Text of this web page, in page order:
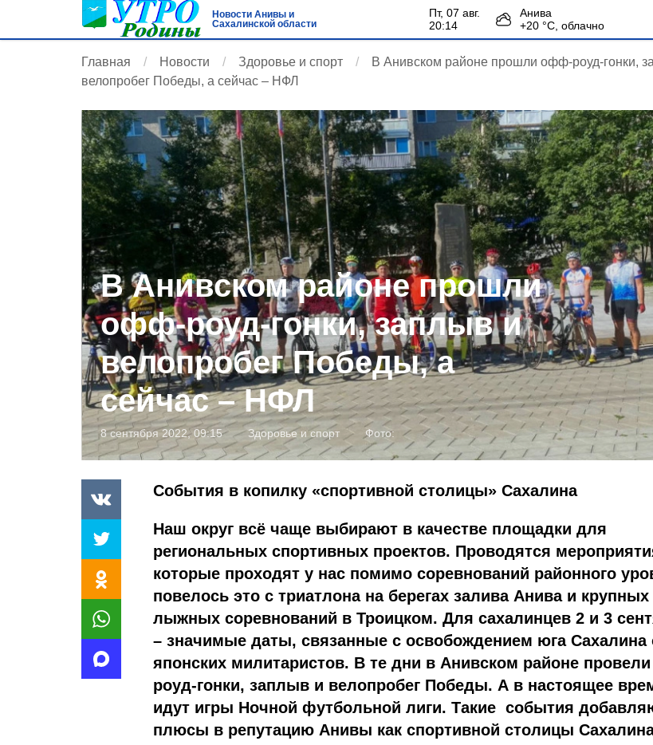
Новости Анивы и
Сахалинской области
пт, 07 авг.
20:14
Анива
+20 °С, облачно
Главная Новости Здоровье и спорт
В Анивском районе прошли офф-роуд-гонки,
велопробег Победы, а сейчас – НФЛ
В Анивском районе прошли
офф-роуд-гонки, заплыв и
велопробег Победы, а
сейчас – НФЛ
8 сентября 2022, 09:15 Здоровье и спорт Фото:
События в копилку «спортивной столицы» Сахалина
Наш округ всё чаще выбирают в качестве площадки для
региональных спортивных проектов. Проводятся
которые проходят у нас помимо соревнований районного
повелось это с триатлона на берегах залива Анива и крупных
лыжных соревнований в Троицком. Для сахалинцев 2 и 3
– значимые даты, связанные с освобождением юга Сахалина
японских милитаристов. В те дни в Анивском районе
роуд-гонки, заплыв и велопробег Победы. А в настоящее
идут игры Ночной футбольной лиги. Такие события
плюсы в репутацию Анивы как спортивной столицы